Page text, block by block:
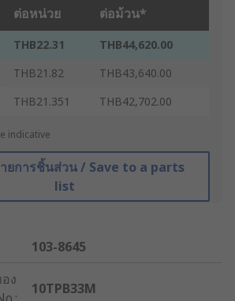
ต่อหน่วย ต่อม้วน*
THB22.31
THB44,620.00
THB21.82
THB43,640.00
THB21.351 THB42,702.00
indicative
ยการชิ้นส่วน / Save to a parts
list
103-8645
ง
10TPB33M